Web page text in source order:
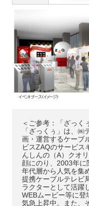
＜ご参考：「ざっ
「ざっくぅ」は、
画・運営するケーブ
ビスZAQのサービス
んしんの（A）クオ
顔にのり、2003年
年代層から人気を集
提携ケーブルテレビ
ラクターとして活躍
WEBムービー等に登
気急上昇中。また、